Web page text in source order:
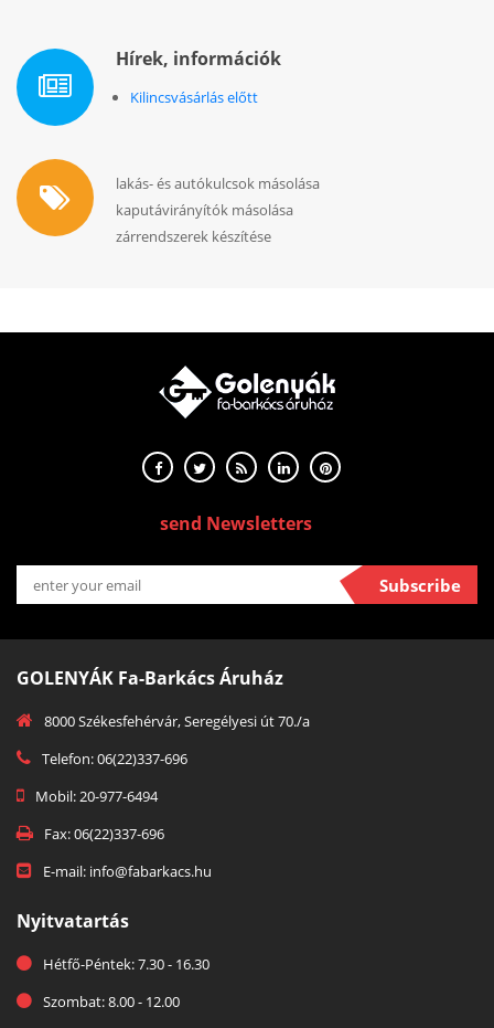
Hírek, információk
Kilincsvásárlás előtt
lakás- és autókulcsok másolása
kaputávirányítók másolása
zárrendszerek készítése
send Newsletters
Subscribe
GOLENYÁK Fa-Barkács Áruház
8000 Székesfehérvár, Seregélyesi út 70./a
Telefon: 06(22)337-696
Mobil: 20-977-6494
Fax: 06(22)337-696
E-mail: info@fabarkacs.hu
Nyitvatartás
Hétfő-Péntek: 7.30 - 16.30
Szombat: 8.00 - 12.00